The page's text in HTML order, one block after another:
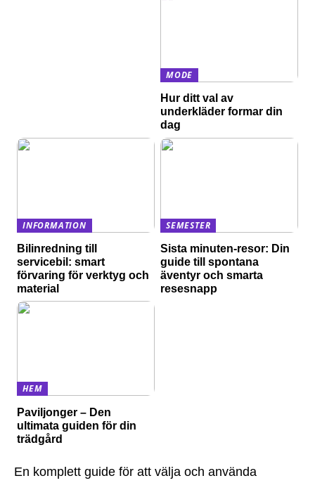
MODE
Hur ditt val av
underkläder formar din
dag
INFORMATION
Bilinredning till
servicebil: smart
förvaring för verktyg och
material
SEMESTER
Sista minuten-resor: Din
guide till spontana
äventyr och smarta
resesnapp
HEM
Paviljonger – Den
ultimata guiden för din
trädgård
En komplett guide för att välja och använda